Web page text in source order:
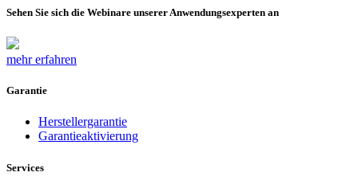
Sehen Sie sich die Webinare unserer Anwendungsexperten an
mehr erfahren
Garantie
Herstellergarantie
Garantieaktivierung
Services